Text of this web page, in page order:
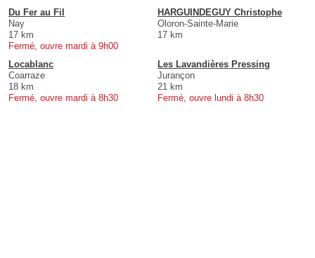
Du Fer au Fil
Nay
17 km
Fermé, ouvre mardi à 9h00
HARGUINDEGUY Christophe
Oloron-Sainte-Marie
17 km
Locablanc
Coarraze
18 km
Fermé, ouvre mardi à 8h30
Les Lavandières Pressing
Jurançon
21 km
Fermé, ouvre lundi à 8h30